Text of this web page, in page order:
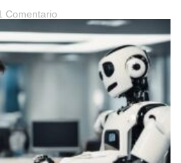
Comentario